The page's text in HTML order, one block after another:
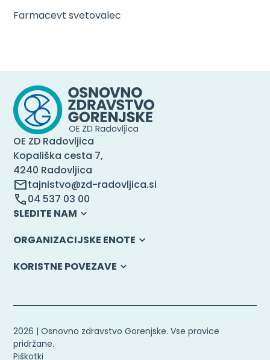
Farmacevt svetovalec
OE ZD Radovljica
Kopališka cesta 7,
4240 Radovljica
tajnistvo@zd-radovljica.si
04 537 03 00
SLEDITE NAM
ORGANIZACIJSKE ENOTE
KORISTNE POVEZAVE
2026 | Osnovno zdravstvo Gorenjske. Vse pravice
pridržane.
Piškotki